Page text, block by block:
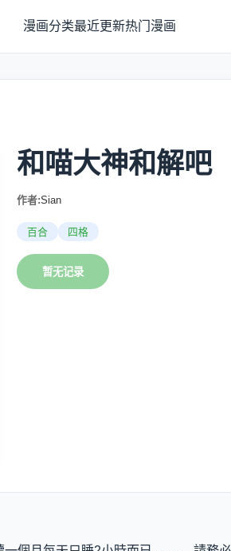
漫画分类最近更新热门漫画
和喵大神和解吧
作者:Sian
百合 四格
暂无记录